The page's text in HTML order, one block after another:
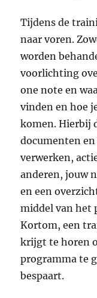
Tijdens de
naar voren.
worden
voorlichting
one note en
vinden en hoe
komen. Hierbij
documenten
verwerken,
anderen, jouw
en een
middel van het
Kortom, een
krijgt te horen
programma te
bespaart.